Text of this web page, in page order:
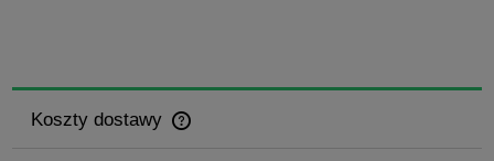
Koszty dostawy
Cena nie zawiera ewentualnych kosztów płatności